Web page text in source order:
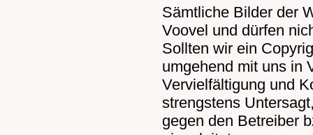
Sämtliche Bilder der
Voovel und dürfen
Sollten wir ein
umgehend mit uns in
Vervielfältigung und
strengstens
gegen den Betreiber